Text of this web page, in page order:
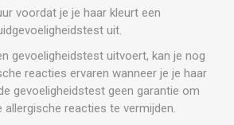
voordat je je haar kleurt een
uit.
gevoeligheidstest uitvoert, kan je nog
reacties ervaren wanneer je je haar
gevoeligheidstest geen garantie om
reacties te vermijden.